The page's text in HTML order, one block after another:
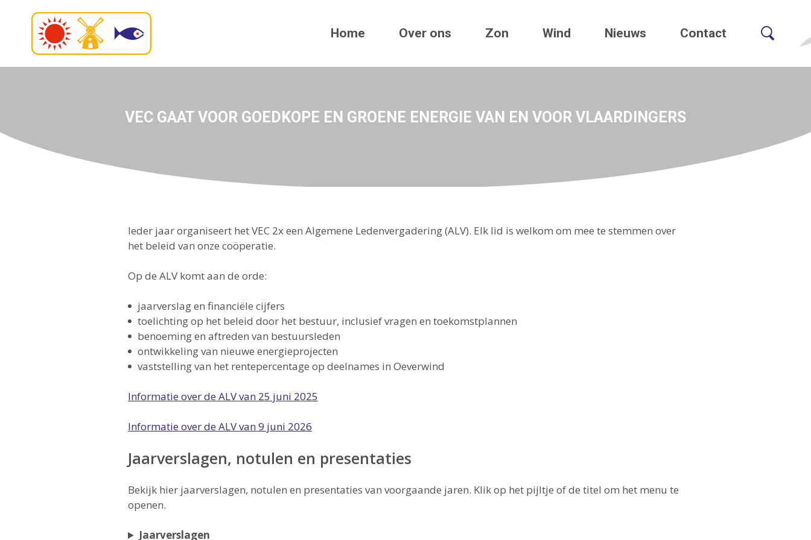
Home Over ons Zon Wind Nieuws Contact
VEC GAAT VOOR GOEDKOPE EN GROENE ENERGIE VAN EN VOOR VLAARDINGERS
Ieder jaar organiseert het VEC 2x een Algemene Ledenvergadering (ALV). Elk lid is welkom om mee te stemmen over
het beleid van onze coöperatie.
Op de ALV komt aan de orde:
jaarverslag en financiële cijfers
toelichting op het beleid door het bestuur, inclusief vragen en toekomstplannen
benoeming en aftreden van bestuursleden
ontwikkeling van nieuwe energieprojecten
vaststelling van het rentepercentage op deelnames in Oeverwind
Informatie over de ALV van 25 juni 2025
Informatie over de ALV van 9 juni 2026
Jaarverslagen, notulen en presentaties
Bekijk hier jaarverslagen, notulen en presentaties van voorgaande jaren. Klik op het pijltje of de titel om het menu te
openen.
Jaarverslagen